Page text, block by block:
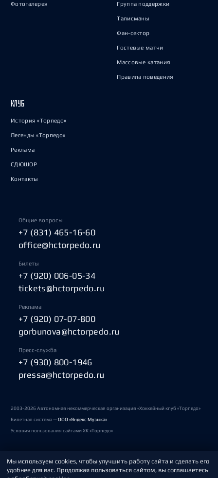
Фотогалерея Группа поддержки
Талисманы
Фан-сектор
Гостевые матчи
Массовые катания
Правила поведения
КЛУБ
История «Торпедо»
Легенды «Торпедо»
Реклама
СДЮШОР
Контакты
Общие вопросы
+7 (831) 465-16-60
office@hctorpedo.ru
Билеты
+7 (920) 006-05-34
tickets@hctorpedo.ru
Реклама
+7 (920) 07-07-800
gorbunova@hctorpedo.ru
Пресс-служба
+7 (930) 800-1946
pressa@hctorpedo.ru
2003-2026 Автономная некоммерческая организация «Хоккейный клуб «Торпедо»
Билетная система —ООО «Яндекс Музыка»
Условия пользования сайтами ХК «Торпедо»
Политика обработки персональных данных
Мы используем cookies, чтобы улучшить работу сайта и сделать его
удобнее для вас. Продолжая пользоваться сайтом, вы соглашаетесь